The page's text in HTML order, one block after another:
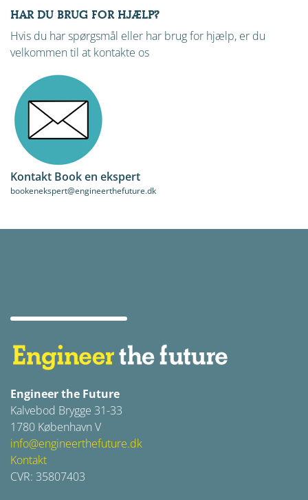
HAR DU BRUG FOR HJÆLP?
Hvis du har spørgsmål eller har brug for hjælp, er du
velkommen til at kontakte os
Kontakt Book en ekspert
bookenekspert@engineerthefuture.dk
Engineer the Future
Kalvebod Brygge 31-33
1780 København V
info@engineerthefuture.dk
Kontakt
CVR: 35807403